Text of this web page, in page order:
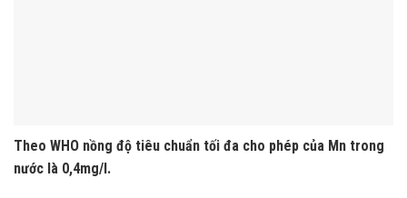
Theo WHO nồng độ tiêu chuẩn tối đa cho phép của Mn trong
nước là 0,4mg/l.